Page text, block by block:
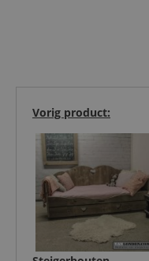
Vorig product: